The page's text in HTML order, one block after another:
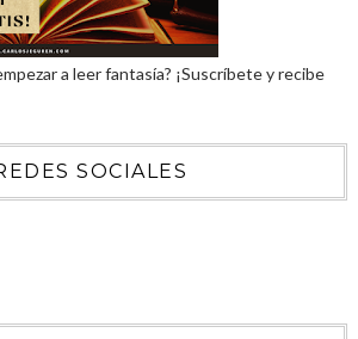
a leer fantasía? ¡Suscríbete y recibe
SOCIALES